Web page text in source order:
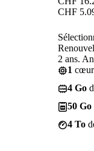
CHF
2 ans.
1
4 Go
50 Go
4 To